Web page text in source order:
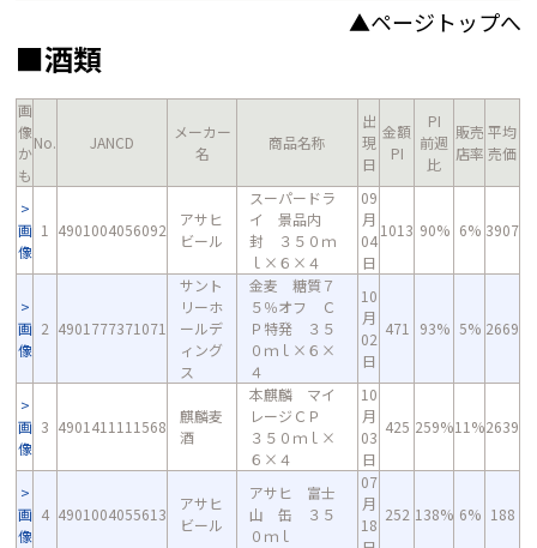
▲ページトップへ
■酒類
画
像
か
も
No. JANCD
メーカー
名
商品名称
出
現
日
金額
PI
PI
前週
比
販売
店率
平均
売価
画
像
1 4901004056092
アサヒ
ビール
スーパードラ
イ 景品内
封 ３５０ｍ
ｌ×６×４
09
月
04
日
1013 90% 6% 3907
画
像
2 4901777371071
サント
リーホ
ールデ
ィング
ス
金麦 糖質７
５％オフ Ｃ
Ｐ特発 ３５
０ｍｌ×６×
４
10
月
02
日
471 93% 5% 2669
画
像
3 4901411111568
麒麟麦
酒
本麒麟 マイ
レージＣＰ
３５０ｍｌ×
６×４
10
月
03
日
425 259%11%2639
画
像
4 4901004055613
アサヒ
ビール
アサヒ 富士
山 缶 ３５
０ｍｌ
07
月
18
252 138% 6% 188